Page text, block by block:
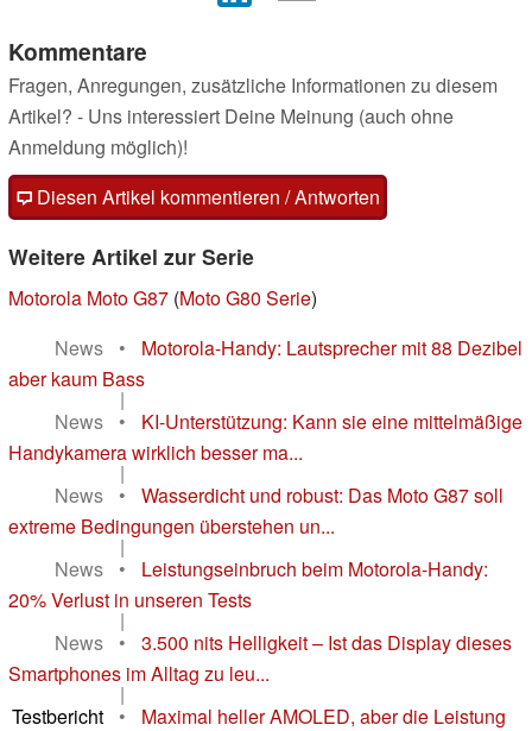
Kommentare
Fragen, Anregungen, zusätzliche Informationen zu diesem
Artikel? - Uns interessiert Deine Meinung (auch ohne
Anmeldung möglich)!
Diesen Artikel kommentieren / Antworten
Weitere Artikel zur Serie
Motorola Moto G87 (Moto G80 Serie)
News
•
Motorola-Handy: Lautsprecher mit 88 Dezibel
aber kaum Bass
|
News
•
KI-Unterstützung: Kann sie eine mittelmäßige
Handykamera wirklich besser ma...
|
News
•
Wasserdicht und robust: Das Moto G87 soll
extreme Bedingungen überstehen un...
|
News
•
Leistungseinbruch beim Motorola-Handy:
20% Verlust in unseren Tests
|
News
•
3.500 nits Helligkeit – Ist das Display dieses
Smartphones im Alltag zu leu...
|
Testbericht
•
Maximal heller AMOLED, aber die Leistung